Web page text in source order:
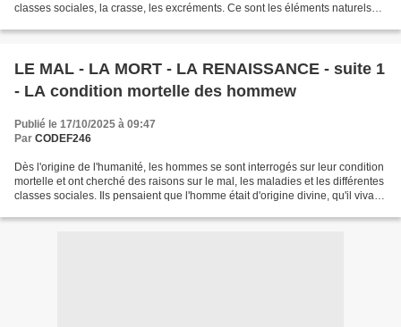
classes sociales, la crasse, les excréments. Ce sont les éléments naturels
LE MAL - LA MORT - LA RENAISSANCE - suite 1
- LA condition mortelle des hommew
Publié le 17/10/2025 à 09:47
Par CODEF246
Dès l'origine de l'humanité, les hommes se sont interrogés sur leur condition
mortelle et ont cherché des raisons sur le mal, les maladies et les différentes
classes sociales. Ils pensaient que l'homme était d'origine divine, qu'il vivait